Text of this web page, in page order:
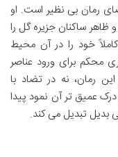
رمان بی نظیر است. او
ظاهر ساکنان جزیره گل را
خود را در آن محیط
محکم برای ورود عناصر
رمان، نه در تضاد با
درک عمیق تر آن نمود پیدا
بدیل تبدیل می کند.